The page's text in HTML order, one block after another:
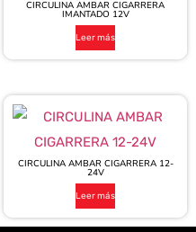
CIRCULINA AMBAR CIGARRERA
IMANTADO 12V
Leer más
CIRCULINA AMBAR CIGARRERA 12-
24V
Leer más